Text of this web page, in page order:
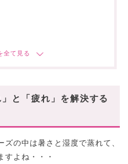
)
すすめスニーカー」レビュー
と「疲れ」を解決する
の中は暑さと湿度で蒸れて、
すよね・・・